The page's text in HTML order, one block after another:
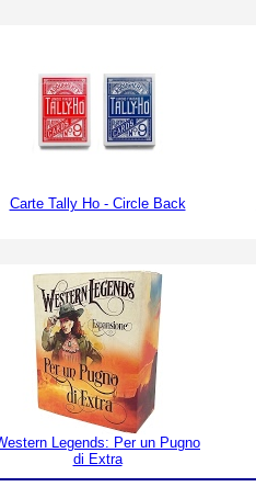
Carte Tally Ho - Circle Back
Legends: Per un Pugno
di Extra